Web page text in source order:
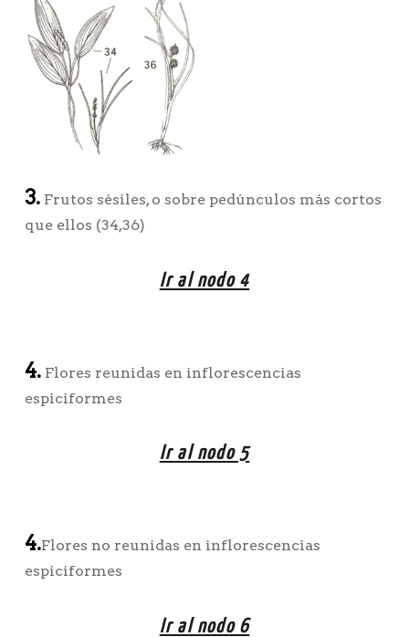
3.Frutos sésiles, o sobre pedúnculos más cortos
que ellos (34,36)
Ir al nodo 4
4.Flores reunidas en inflorescencias
espiciformes
Ir al nodo 5
4.Flores no reunidas en inflorescencias
espiciformes
Ir al nodo 6